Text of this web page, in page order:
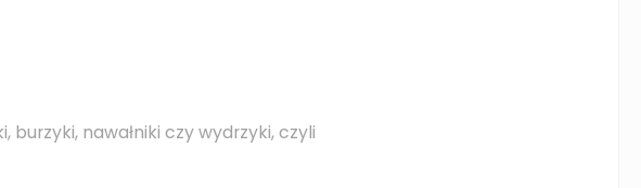
nawałniki czy wydrzyki, czyli